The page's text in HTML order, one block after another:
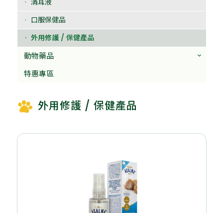
清耳液
口服保健品
外用修護 / 保健產品
動物藥品
特惠專區
外用修護 / 保健產品